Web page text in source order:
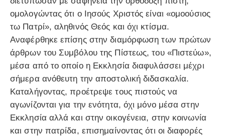
ομολογώντας ότι ο Ιησούς Χριστός είναι «ομοούσιος
τω Πατρί», αληθινός Θεός και όχι κτίσμα.
Αναφέρθηκε επίσης στην διαμόρφωση των πρώτων
άρθρων του Συμβόλου της Πίστεως, του «Πιστεύω»,
μέσα από το οποίο η Εκκλησία διαφυλάσσει μέχρι
σήμερα ανόθευτη την αποστολική διδασκαλία.
Καταλήγοντας, προέτρεψε τους πιστούς να
αγωνίζονται για την ενότητα, όχι μόνο μέσα στην
Εκκλησία αλλά και στην οικογένεια, στην κοινωνία
και στην πατρίδα, επισημαίνοντας ότι οι διαφορές